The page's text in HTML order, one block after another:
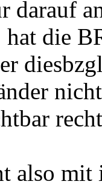
darauf
die
also mit